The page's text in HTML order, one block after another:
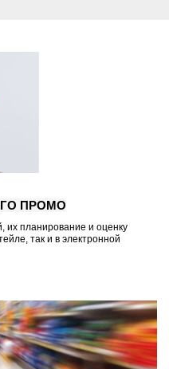
ПРОМО
их планирование и оценку
так и в электронной